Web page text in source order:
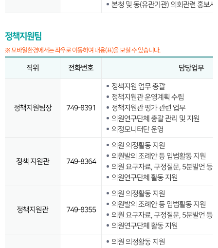
본청 및 동(유관기관) 의회관련 홍보
정책지원팀
※ 모바일환경에서는 좌우로 이동하여 내용(표)을 보실 수 있습니다.
직위 전화번호 담당업무
정책지원팀장 749-8391
정책지원 업무 총괄
정책지원관 운영계획 수립
정책지원관 평가 관련 업무
의원연구단체 총괄 관리 및 지원
의정모니터단 운영
정책 지원관 749-8364
의원 의정활동 지원
의원발의 조례안 등 입법활동 지원
의원 요구자료, 구정질문, 5분발언 등
의원연구단체 활동 지원
정책지원관 749-8355
의원 의정활동 지원
의원발의 조례안 등 입법활동 지원
의원 요구자료, 구정질문, 5분발언 등
의원연구단체 활동 지원
의원 의정활동 지원